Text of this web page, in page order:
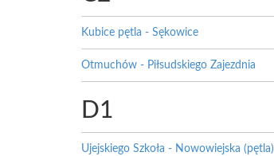
Kubice pętla - Sękowice
Otmuchów - Piłsudskiego Zajezdnia
D1
Ujejskiego Szkoła - Nowowiejska (pętla)